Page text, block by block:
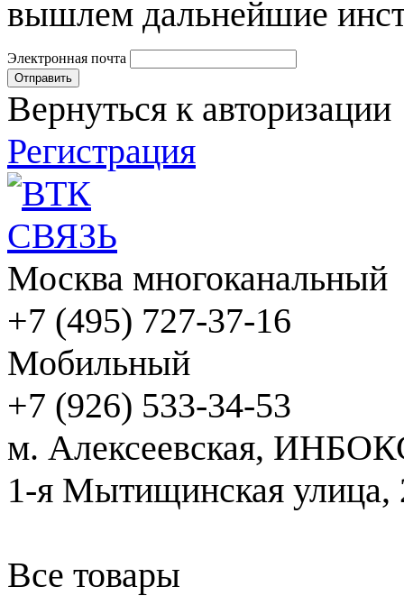
вышлем дальнейшие
Электронная почта
Вернуться к авторизации
Регистрация
Москва многоканальный
+7 (495) 727-37-16
Мобильный
+7 (926) 533-34-53
м. Алексеевская,
1-я Мытищинская улица,
Все товары